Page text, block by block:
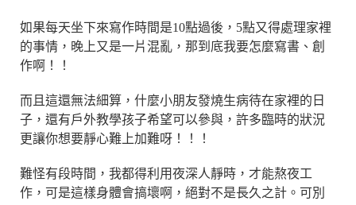
如果每天坐下來寫作時間是10點過後，5點又得處理家裡
的事情，晚上又是一片混亂，那到底我要怎麼寫書、創
作啊！！
而且這還無法細算，什麼小朋友發燒生病待在家裡的日
子，還有戶外教學孩子希望可以參與，許多臨時的狀況
更讓你想要靜心難上加難呀！！！
難怪有段時間，我都得利用夜深人靜時，才能熬夜工
作，可是這樣身體會搞壞啊，絕對不是長久之計。可別